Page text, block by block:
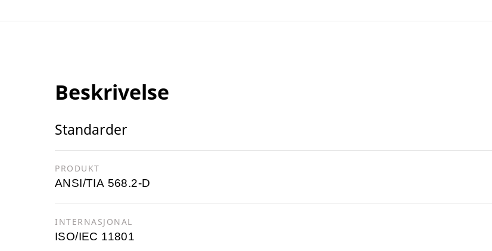
Beskrivelse
Standarder
PRODUKT
ANSI/TIA 568.2-D
INTERNASJONAL
ISO/IEC 11801